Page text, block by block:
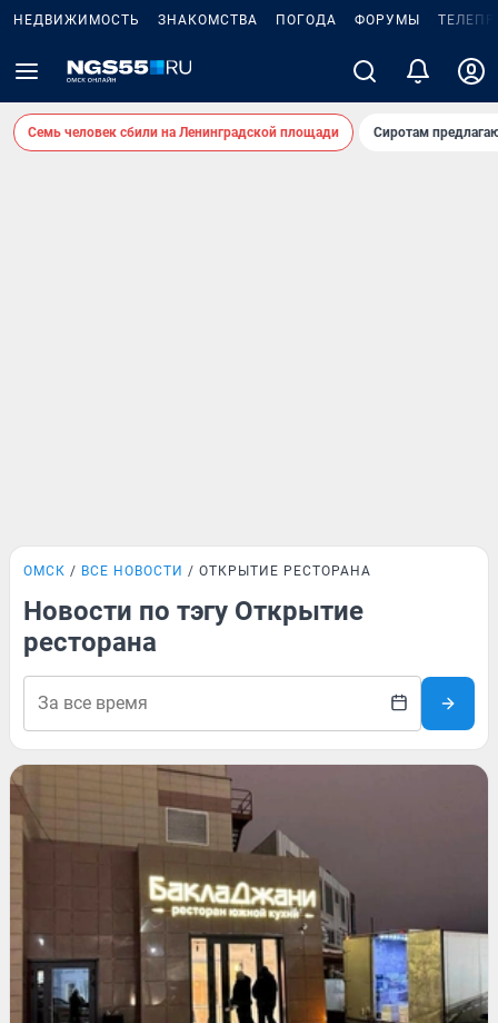
НЕДВИЖИМОСТЬ ЗНАКОМСТВА ПОГОДА ФОРУМЫ
Семь человек сбили на Ленинградской площади Сиротам
ОМСК ВСЕ НОВОСТИ ОТКРЫТИЕ РЕСТОРАНА
Новости по тэгу Открытие
ресторана